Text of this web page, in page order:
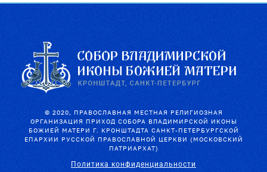
© 2020, ПРАВОСЛАВНАЯ МЕСТНАЯ РЕЛИГИОЗНАЯ
ОРГАНИЗАЦИЯ ПРИХОД СОБОРА ВЛАДИМИРСКОЙ ИКОНЫ
БОЖИЕЙ МАТЕРИ Г. КРОНШТАДТА САНКТ-ПЕТЕРБУРГСКОЙ
ЕПАРХИИ РУССКОЙ ПРАВОСЛАВНОЙ ЦЕРКВИ (МОСКОВСКИЙ
ПАТРИАРХАТ)
Политика конфиденциальности